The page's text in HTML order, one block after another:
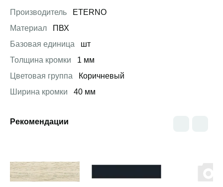
Производитель
ETERNO
Материал
ПВХ
Базовая единица
шт
Толщина кромки
1 мм
Цветовая группа
Коричневый
Ширина кромки
40 мм
Рекомендации